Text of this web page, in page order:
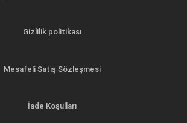
Gizlilik politikası
Mesafeli Satış Sözleşmesi
İade Koşulları